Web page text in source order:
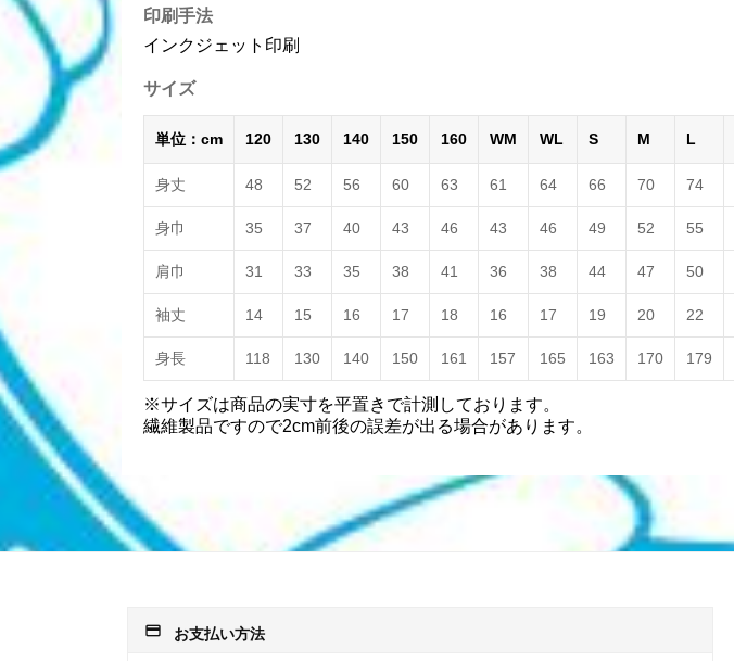
印刷手法
インクジェット印刷
サイズ
単位：cm 120 130 140 150 160 WM WL S M L
身丈 48 52 56 60 63 61 64 66 70 74
身巾 35 37 40 43 46 43 46 49 52 55
肩巾 31 33 35 38 41 36 38 44 47 50
袖丈 14 15 16 17 18 16 17 19 20 22
身長 118 130 140 150 161 157 165 163 170 179
※サイズは商品の実寸を平置きで計測しております。
繊維製品ですので2cm前後の誤差が出る場合があります。
payment お支払い方法